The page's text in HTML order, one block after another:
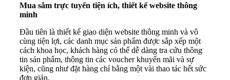
Mua sắm trực tuyến tiện ích, thiết kế website thông
minh
Đầu tiên là thiết kế giao diện website thông minh và vô
cùng tiện lợi, các danh mục sản phẩm được sắp xếp một
cách khoa học, khách hàng có thể dễ dàng tra cứu thông
tin sản phẩm, thông tin các voucher khuyến mãi và sự
kiện, cũng như đặt hàng chỉ bằng một vài thao tác hết sức
đơn giản.